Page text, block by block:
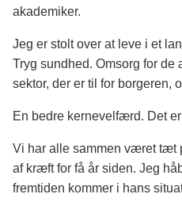
akademiker.
Jeg er stolt over at leve i et
Tryg sundhed. Omsorg for
sektor, der er til for borgeren,
En bedre kernevelfærd. Det
Vi har alle sammen været tæt
af kræft for få år siden. Jeg
fremtiden kommer i hans